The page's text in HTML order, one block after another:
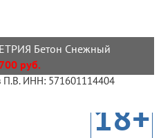
Бетон Снежный
руб.
П.В. ИНН: 571601114404
18+